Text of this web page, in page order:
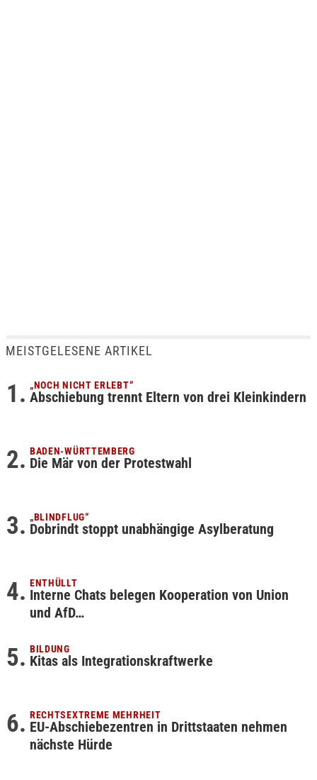
MEISTGELESENE ARTIKEL
„NOCH NICHT ERLEBT“
Abschiebung trennt Eltern von drei Kleinkindern
BADEN-WÜRTTEMBERG
Die Mär von der Protestwahl
„BLINDFLUG“
Dobrindt stoppt unabhängige Asylberatung
ENTHÜLLT
Interne Chats belegen Kooperation von Union
und AfD…
BILDUNG
Kitas als Integrationskraftwerke
RECHTSEXTREME MEHRHEIT
EU-Abschiebezentren in Drittstaaten nehmen
nächste Hürde